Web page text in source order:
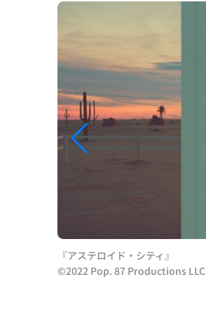
©2022 Pop. 87 Productions LLC
『アステロイド・シティ』